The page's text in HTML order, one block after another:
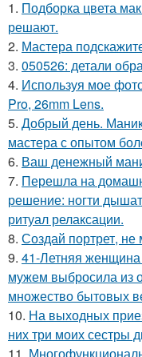
1. Подборка цвета
решают.
2. Мастера
3. 050526: детали
4. Используя мое
Pro, 26mm Lens.
5. Добрый день.
мастера с опытом
6. Ваш денежный
7. Перешла на
решение: ногти
ритуал релаксации.
8. Создай портрет,
9. 41-Летняя женщина
мужем выбросила из
множество бытовых
10. На выходных
них три моих сестры